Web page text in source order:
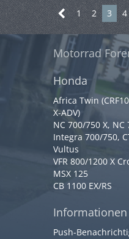
1 2 3 4
Motorrad
Honda
Africa Twin
X-ADV)
NC 700/750 X, NC
Integra 700/750,
Vultus
VFR 800/1200 X
MSX 125
CB 1100 EX/RS
Informationen
Push-